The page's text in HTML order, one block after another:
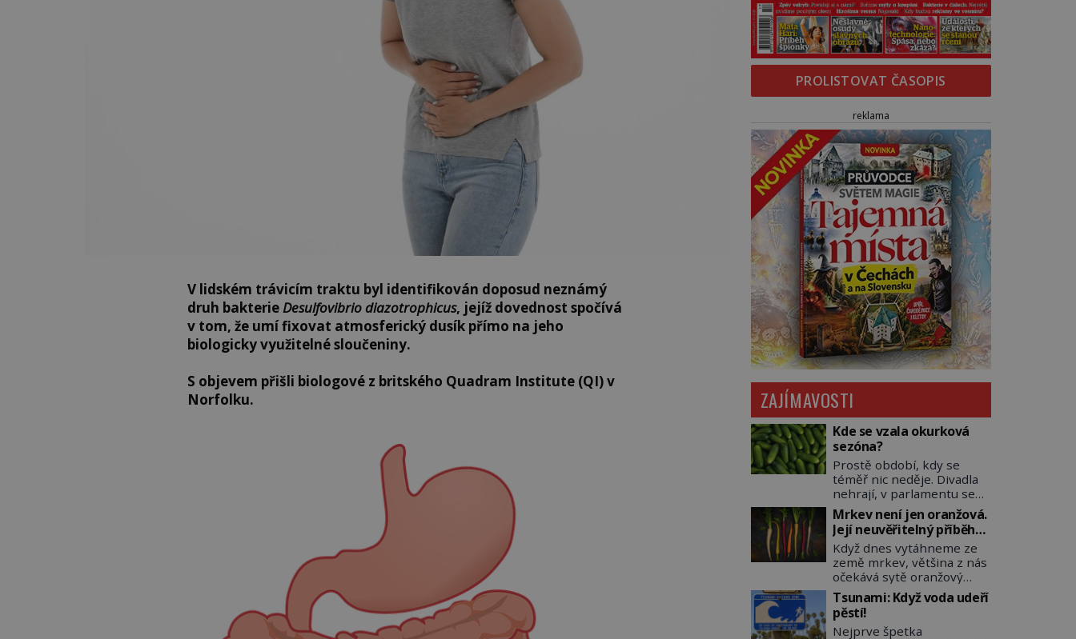
V lidském trávicím traktu byl identifikován doposud neznámý
druh bakterieDesulfovibrio diazotrophicus, jejíž dovednost spočívá
v tom, že umí fixovat atmosferický dusík přímo na jeho
biologicky využitelné sloučeniny.
S objevem přišli biologové z britského Quadram Institute (QI) v
Norfolku.
PROLISTOVAT ČASOPIS
reklama
ZAJÍMAVOSTI
Kde se vzala okurková
sezóna?
Prostě období, kdy se
téměř nic neděje. Divadla
nehrají, v parlamentu se
nehlasuje, všichni jsou na
dovolené a média tak
nemají o čem mluvit a psát.
A vymýšlejí si proto
témata, které nikoho
nezajímají. Proč je však ona
letní doba spojovaná
zrovna s okurkami?
Okurkovou sezónu známe
Mrkev není jen oranžová.
Její neuvěřitelný příběh
začíná fialovou barvou
Když dnes vytáhneme ze
země mrkev, většina z nás
očekává sytě oranžový
kořen. Jenže po většinu
své historie je mrkev
všechno možné, jen ne
oranžová. Je fialová, žlutá,
Tsunami: Když voda udeří
pěstí!
Nejprve špetka